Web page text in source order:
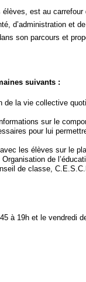
est au
d’administration et
son parcours et
suivants :
de la vie collective
sur le
pour lui
les élèves sur le
de
de classe,
à 19h et le vendredi